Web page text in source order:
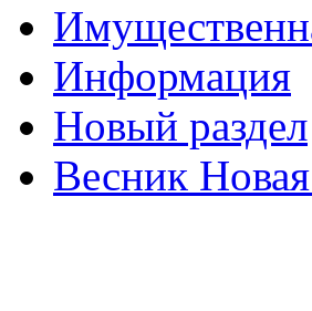
Информация
Новый раздел
Весник